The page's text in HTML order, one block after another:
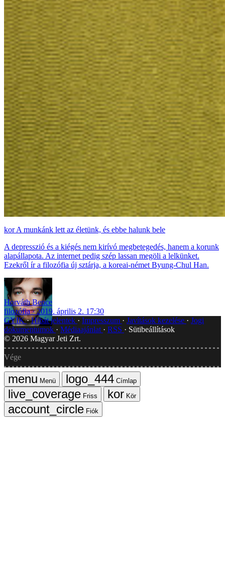
A munkánk lett az életünk, és ebbe halunk bele
A depresszió és a kiégés nem kirívó megbetegedés, hanem a korunk
alapállapota. Az internet pedig szép lassan megöli a lelkünket.
Ezekről ír a filozófia új sztárja, a koreai-német Byung-Chul Han.
Horváth Bence
filozófia
2019. április 2. 17:30
GYIK Hibát jelentek Impresszum Javítások kezelése
Jogi
dokumentumok
Médiaajánlat RSS
Sütibeállítások
© 2026 Magyar Jeti Zrt.
Vége
Menü
Címlap
Friss
Kör
Fiók